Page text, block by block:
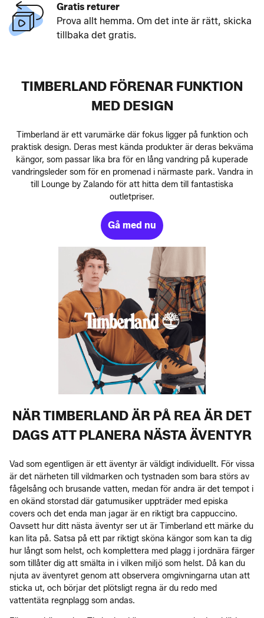
Gratis returer
Prova allt hemma. Om det inte är rätt, skicka
tillbaka det gratis.
TIMBERLAND FÖRENAR FUNKTION
MED DESIGN
Timberland är ett varumärke där fokus ligger på funktion och
praktisk design. Deras mest kända produkter är deras bekväma
kängor, som passar lika bra för en lång vandring på kuperade
vandringsleder som för en promenad i närmaste park. Vandra in
till Lounge by Zalando för att hitta dem till fantastiska
outletpriser.
Gå med nu
NÄR TIMBERLAND ÄR PÅ REA ÄR DET
DAGS ATT PLANERA NÄSTA ÄVENTYR
Vad som egentligen är ett äventyr är väldigt individuellt. För vissa
är det närheten till vildmarken och tystnaden som bara störs av
fågelsång och brusande vatten, medan för andra är det tempot i
en okänd storstad där gatumusiker uppträder med episka
covers och det enda man jagar är en riktigt bra cappuccino.
Oavsett hur ditt nästa äventyr ser ut är Timberland ett märke du
kan lita på. Satsa på ett par riktigt sköna kängor som kan ta dig
hur långt som helst, och komplettera med plagg i jordnära färger
som tillåter dig att smälta in i vilken miljö som helst. Då kan du
njuta av äventyret genom att observera omgivningarna utan att
sticka ut, och börjar det plötsligt regna är du redo med
vattentäta regnplagg som andas.